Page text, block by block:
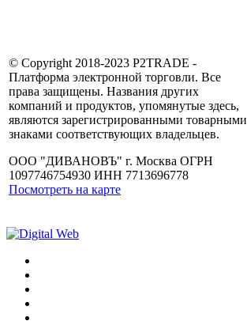
© Copyright 2018-2023 P2TRADE -
Платформа электронной торговли. Все
права защищены. Названия других
компаний и продуктов, упомянутые здесь,
являются зарегистрированными товарными
знаками соответствующих владельцев.
ООО "ДИВАНОВЪ" г. Москва ОГРН
1097746754930 ИНН 7713696778
Посмотреть на карте